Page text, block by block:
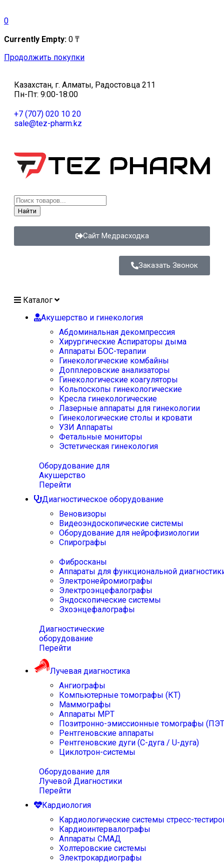
0
Currently Empty: 0 ₸
Продолжить покупки
Казахстан, г. Алматы, Радостовца 211
Пн-Пт: 9:00-18:00
+7 (707) 020 10 20
sale@tez-pharm.kz
Найти
Сайт Медрасходка
Заказать Звонок
Каталог
Акушерство и гинекология
Абдоминальная декомпрессия
Хирургические Аспираторы дыма
Аппараты БОС-терапии
Гинекологические комбайны
Допплеровские анализаторы
Гинекологические коагуляторы
Кольпоскопы гинекологические
Кресла гинекологические
Лазерные аппараты для гинекологии
Гинекологические столы и кровати
УЗИ Аппараты
Фетальные мониторы
Эстетическая гинекология
Оборудование для
Акушерство
Перейти
Диагностическое оборудование
Веновизоры
Видеоэндоскопические системы
Оборудование для нейрофизиологии
Спирографы
Фибросканы
Аппараты для функциональной
Электронейромиографы
Электроэнцефалографы
Эндоскопические системы
Эхоэнцефалографы
Диагностические
оборудование
Перейти
Лучевая диагностика
Ангиографы
Компьютерные томографы (КТ)
Маммографы
Аппараты МРТ
Позитронно-эмиссионные томографы
Рентгеновские аппараты
Рентгеновские дуги (С-дуга / U-дуга)
Циклотрон-системы
Оборудование для
Лучевой Диагностики
Перейти
Кардиология
Кардиологические системы стресс-
Кардиоинтервалографы
Аппараты СМАД
Холтеровские системы
Электрокардиографы